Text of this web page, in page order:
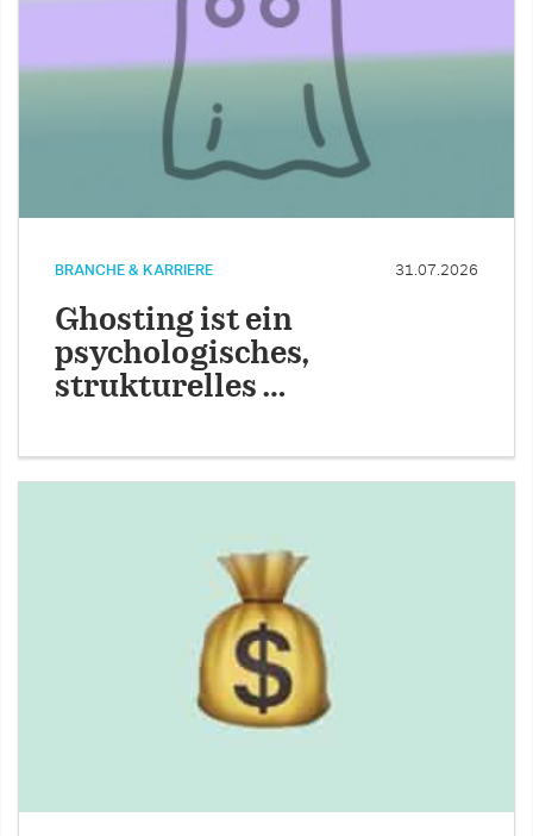
BRANCHE & KARRIERE 31.07.2026
Ghosting ist ein
psychologisches,
strukturelles …